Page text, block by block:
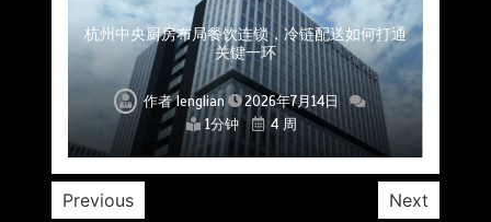
上海餐饮连锁加速，冷链配送如何破解冻品食材
流通难题？
作者lenglian
2026年7月14日
1分钟
4 周
杭州中央厨房布局餐饮连锁，冷链配送如何打通
关键一环
作者lenglian
2026年7月14日
1分钟
4 周
北京餐饮企业如何选择冷链公司？
作者lenglian
2026年7月14日
1分钟
4 周
深圳冷链物流如何护航餐饮连锁？冻品食材流通
全解析
作者lenglian
2026年7月14日
1分钟
4 周
北京餐饮仓配一体化的核心价值与落地实践解析
作者lenglian
2026年7月14日
1分钟
4 周
武汉冻品配送三要素：控温、时效、低成本如何
兼得？
作者lenglian
2026年7月14日
1分钟
4 周
重庆冷链布局解冻食材运输密码，餐饮连锁如何
稳控品质？
作者lenglian
2026年7月14日
1分钟
4 周
Previous Next